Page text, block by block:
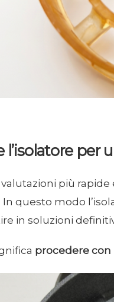
l’isolatore per
più
In questo modo
in soluzioni
procedere con